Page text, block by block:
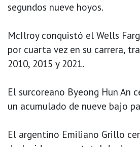
segundos nueve hoyos.
McIlroy conquistó el Wells
por cuarta vez en su carrera,
2010, 2015 y 2021.
El surcoreano Byeong Hun An
un acumulado de nueve bajo
El argentino Emiliano Grillo